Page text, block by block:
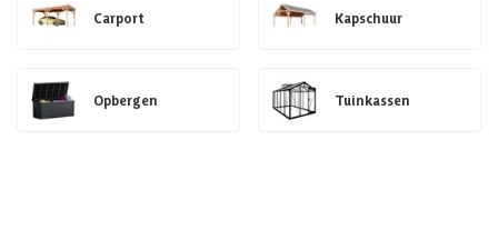
Carport Kapschuur
Opbergen Tuinkassen